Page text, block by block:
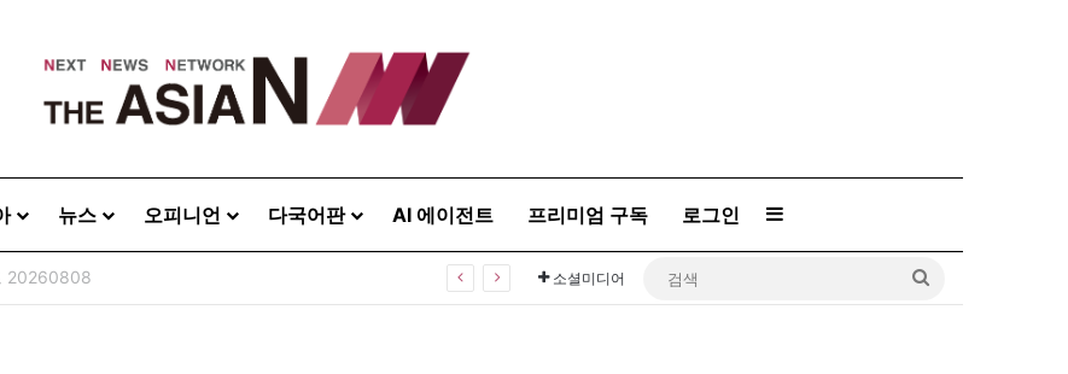
뉴스 오피니언 다국어판 AI 에이전트 프리미엄 구독 로그인 Sidebar
20260808 소셜미디어